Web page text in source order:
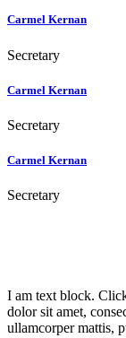
Carmel Kernan
Secretary
Carmel Kernan
Secretary
Carmel Kernan
Secretary
I am text block.
dolor sit amet,
ullamcorper mattis,